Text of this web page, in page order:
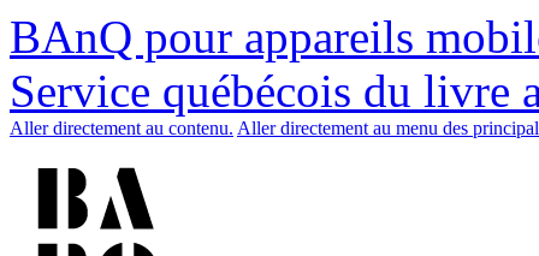
BAnQ pour appareils
Service québécois du livre
Aller directement au contenu. Aller directement au menu des